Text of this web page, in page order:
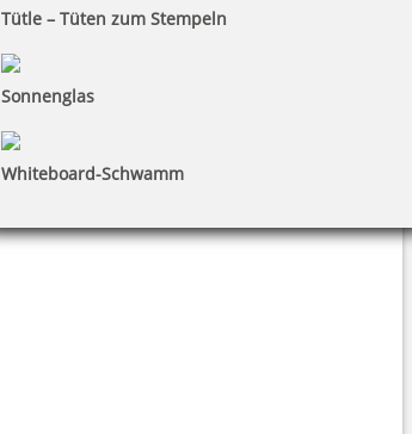
Tütle – Tüten zum Stempeln
Sonnenglas
Whiteboard-Schwamm